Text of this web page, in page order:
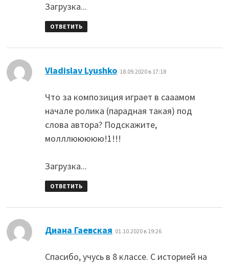
Загрузка...
ОТВЕТИТЬ
Vladislav Lyushko: 18.09.2020 в 17:18
Что за композиция играет в сааамом
начале ролика (парадная такая) под
слова автора? Подскажите,
молллююююю!1!!!
Загрузка...
ОТВЕТИТЬ
Диана Гаевская 01.10.2020 в 19:26
Спасибо, учусь в 8 классе. С историей на